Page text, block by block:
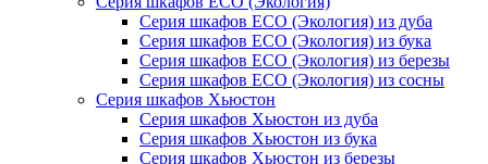
Серия шкафов ECO (Экология) из дуба
Серия шкафов ECO (Экология) из бука
Серия шкафов ECO (Экология) из березы
Серия шкафов ECO (Экология) из сосны
Серия шкафов Хьюстон
Серия шкафов Хьюстон из дуба
Серия шкафов Хьюстон из бука
Серия шкафов Хьюстон из березы